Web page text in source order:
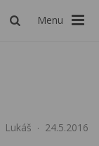
Menu
Lukáš 24.5.2016